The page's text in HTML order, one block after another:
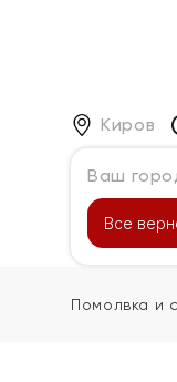
Киров
Ваш
Все
Помолвка и